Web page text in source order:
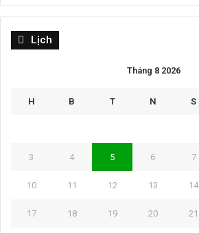
Lịch
Tháng 8 2026
H B T N S
3 4 5 6 7
10 11 12 13 14
17 18 19 20 21